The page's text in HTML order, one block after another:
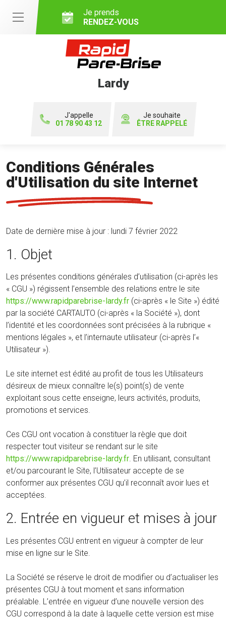
Je prends
RENDEZ-VOUS
Lardy
J'appelle
01 78 90 43 12
Je souhaite
ÊTRE RAPPELÉ
Conditions Générales
d'Utilisation du site Internet
Date de dernière mise à jour : lundi 7 février 2022
1. Objet
Les présentes conditions générales d’utilisation (ci-après les
« CGU ») régissent l’ensemble des relations entre le site
https://www.rapidparebrise-lardy.fr (ci-après « le Site ») édité
par la société CARTAUTO (ci-après « la Société »), dont
l’identité et les coordonnées sont précisées à la rubrique «
mentions légales », et l’internaute utilisateur (ci-après l’«
Utilisateur »).
Le site internet est édité au profit de tous les Utilisateurs
désireux de mieux connaître le(s) point(s) de vente
exploitant sous cette enseigne, leurs activités, produits,
promotions et services.
Ces CGU ont vocation à constituer la règle que doit
respecter tout visiteur se rendant sur le site
https://www.rapidparebrise-lardy.fr. En utilisant, consultant
et/ou parcourant le Site, l’Utilisateur accepte de se
conformer aux présentes CGU qu’il reconnaît avoir lues et
acceptées.
2. Entrée en vigueur et mises à jour
Les présentes CGU entrent en vigueur à compter de leur
mise en ligne sur le Site.
La Société se réserve le droit de modifier ou d’actualiser les
présentes CGU à tout moment et sans information
préalable. L’entrée en vigueur d’une nouvelle version des
CGU correspond à la date à laquelle cette version est mise